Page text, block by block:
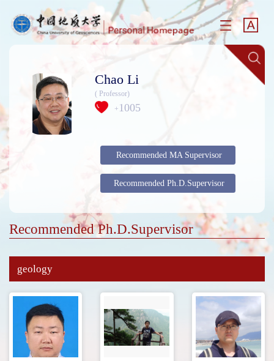
Chao Li
( Professor)
+ 1005
Recommended MA Supervisor
Recommended Ph.D.Supervisor
Recommended Ph.D.Supervisor
geology